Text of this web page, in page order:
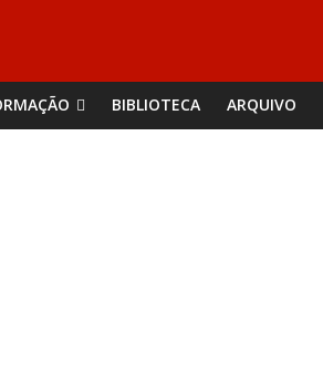
BIBLIOTECA ARQUIVO